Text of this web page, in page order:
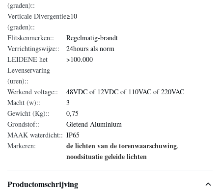
(graden)::
Verticale Divergentie
(graden)::
≥10
Flitskenmerken::
Regelmatig-brandt
Verrichtingswijze::
24hours als norm
LEIDENE het
Levenservaring
(uren)::
>100.000
Werkend voltage::
48VDC of 12VDC of 110VAC of 220VAC
Macht (w)::
3
Gewicht (Kg)::
0,75
Grondstof::
Gietend Aluminium
MAAK waterdicht:: IP65
Markeren:
de lichten van de torenwaarschuwing,
noodsituatie geleide lichten
Productomschrijving